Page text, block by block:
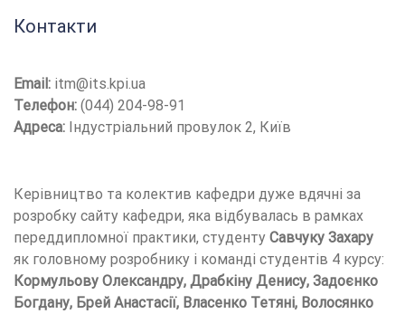
Контакти
Email: itm@its.kpi.ua
Телефон: (044) 204-98-91
Адреса: Індустріальний провулок 2, Київ
Керівництво та колектив кафедри дуже вдячні за
розробку сайту кафедри, яка відбувалась в рамках
переддипломної практики, студенту Савчуку Захару
як головному розробнику і команді студентів 4 курсу:
Кормульову Олександру, Драбкіну Денису, Задоєнко
Богдану, Брей Анастасії, Власенко Тетяні, Волосянко